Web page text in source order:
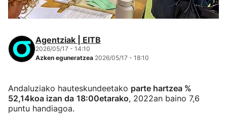
Agentziak | EITB
2026/05/17 - 14:10
Azken eguneratzea 2026/05/17 - 18:10
Andaluziako hauteskundeetako parte hartzea %
52,14koa izan da 18:00etarako, 2022an baino 7,6
puntu handiagoa.